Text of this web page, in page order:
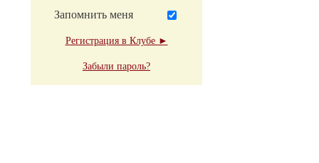
Запомнить меня
Регистрация в Клубе ►
Забыли пароль?